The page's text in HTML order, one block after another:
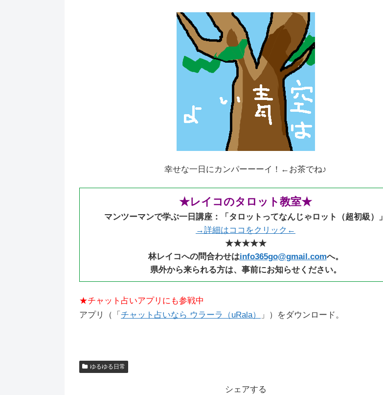
幸せな一日にカンパーーーイ！←お茶でね♪
★レイコのタロット教室★
マンツーマンで学ぶ一日講座：「タロットってなんじゃロット（超初級）」
→詳細はココをクリック←
★★★★★
林レイコへの問合わせはinfo365go@gmail.comへ。
県外から来られる方は、事前にお知らせください。
★チャット占いアプリにも参戦中
アプリ（「 チャット占いなら ウラーラ（uRala） 」）をダウンロード。
ゆるゆる日常
シェアする